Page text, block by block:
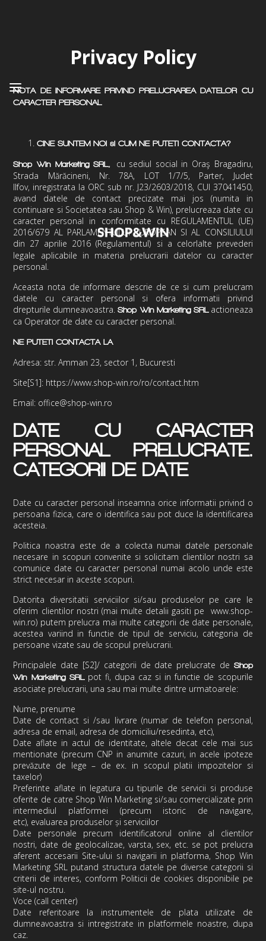
Privacy Policy
NOTA DE INFORMARE PRIVIND PRELUCRAREA DATELOR CU
CARACTER PERSONAL
CINE SUNTEM NOI si CUM NE PUTETI CONTACTA?
Shop Win Marketing SRL, cu sediul social in Oraş Bragadiru,
Strada Mărăcineni, Nr. 78A, LOT 1/7/5, Parter, Judet
Ilfov, inregistrata la ORC sub nr. J23/2603/2018, CUI 37041450,
avand datele de contact precizate mai jos (numita in
continuare si Societatea sau Shop & Win), prelucreaza date cu
caracter personal in conformitate cu REGULAMENTUL (UE)
2016/679 AL PARLAMENTULUI EUROPEAN SI AL CONSILIULUI
din 27 aprilie 2016 (Regulamentul)
si a celorlalte prevederi
legale aplicabile in materia prelucrarii datelor cu caracter
personal.
Aceasta nota de informare descrie de ce si cum prelucram
datele cu caracter personal si ofera informatii privind
drepturile dumneavoastra.Shop Win Marketing SRLactioneaza
ca Operator de date cu caracter personal.
NE PUTETI CONTACTA LA
Adresa: str. Amman 23, sector 1, Bucuresti
Site[S1]: https://www.shop-win.ro/ro/contact.htm
Email: office@shop-win.ro
DATE CU CARACTER
PERSONAL PRELUCRATE.
CATEGORII DE DATE
Date cu caracter personal inseamna orice informatii privind o
persoana fizica, care o identifica sau pot duce la identificarea
acesteia.
Politica noastra este de a colecta numai datele personale
necesare in scopuri convenite si solicitam clientilor nostri sa
comunice date cu caracter personal numai acolo unde este
strict necesar in aceste scopuri.
Datorita diversitatii serviciilor si/sau produselor pe care le
oferim clientilor nostri (mai multe detalii gasiti pe www.shop-
win.ro) putem prelucra mai multe categorii de date personale,
acestea variind in functie de tipul de serviciu, categoria de
persoane vizate sau de scopul prelucrarii.
Principalele date [S2]/ categorii de date prelucrate de Shop
Win Marketing SRLpot fi, dupa caz si in functie de scopurile
asociate prelucrarii, una sau mai multe dintre urmatoarele:
Nume, prenume
Date de contact si /sau livrare (numar de telefon personal,
adresa de email, adresa de domiciliu/resedinta, etc),
Date aflate in actul de identitate, altele decat cele mai sus
mentionate (precum CNP in anumite cazuri, in acele ipoteze
prevăzute de lege – de ex. in scopul platii impozitelor si
taxelor)
Preferinte aflate in legatura cu tipurile de servicii si produse
oferite de catre Shop Win Marketing si/sau comercializate prin
intermediul platformei (precum istoric de navigare,
etc), evaluarea produselor și serviciilor
Date personale precum identificatorul online al clientilor
nostri, date de geolocalizae, varsta, sex, etc. se pot prelucra
aferent accesarii Site-ului si navigarii in platforma, Shop Win
Marketing SRL putand structura datele pe diverse categorii si
criterii de interes, conform Politicii de cookies disponibile pe
site-ul nostru.
Voce (call center)
Date referitoare la instrumentele de plata utilizate de
dumneavoastra si intregistrate in platformele noastre, dupa
caz.